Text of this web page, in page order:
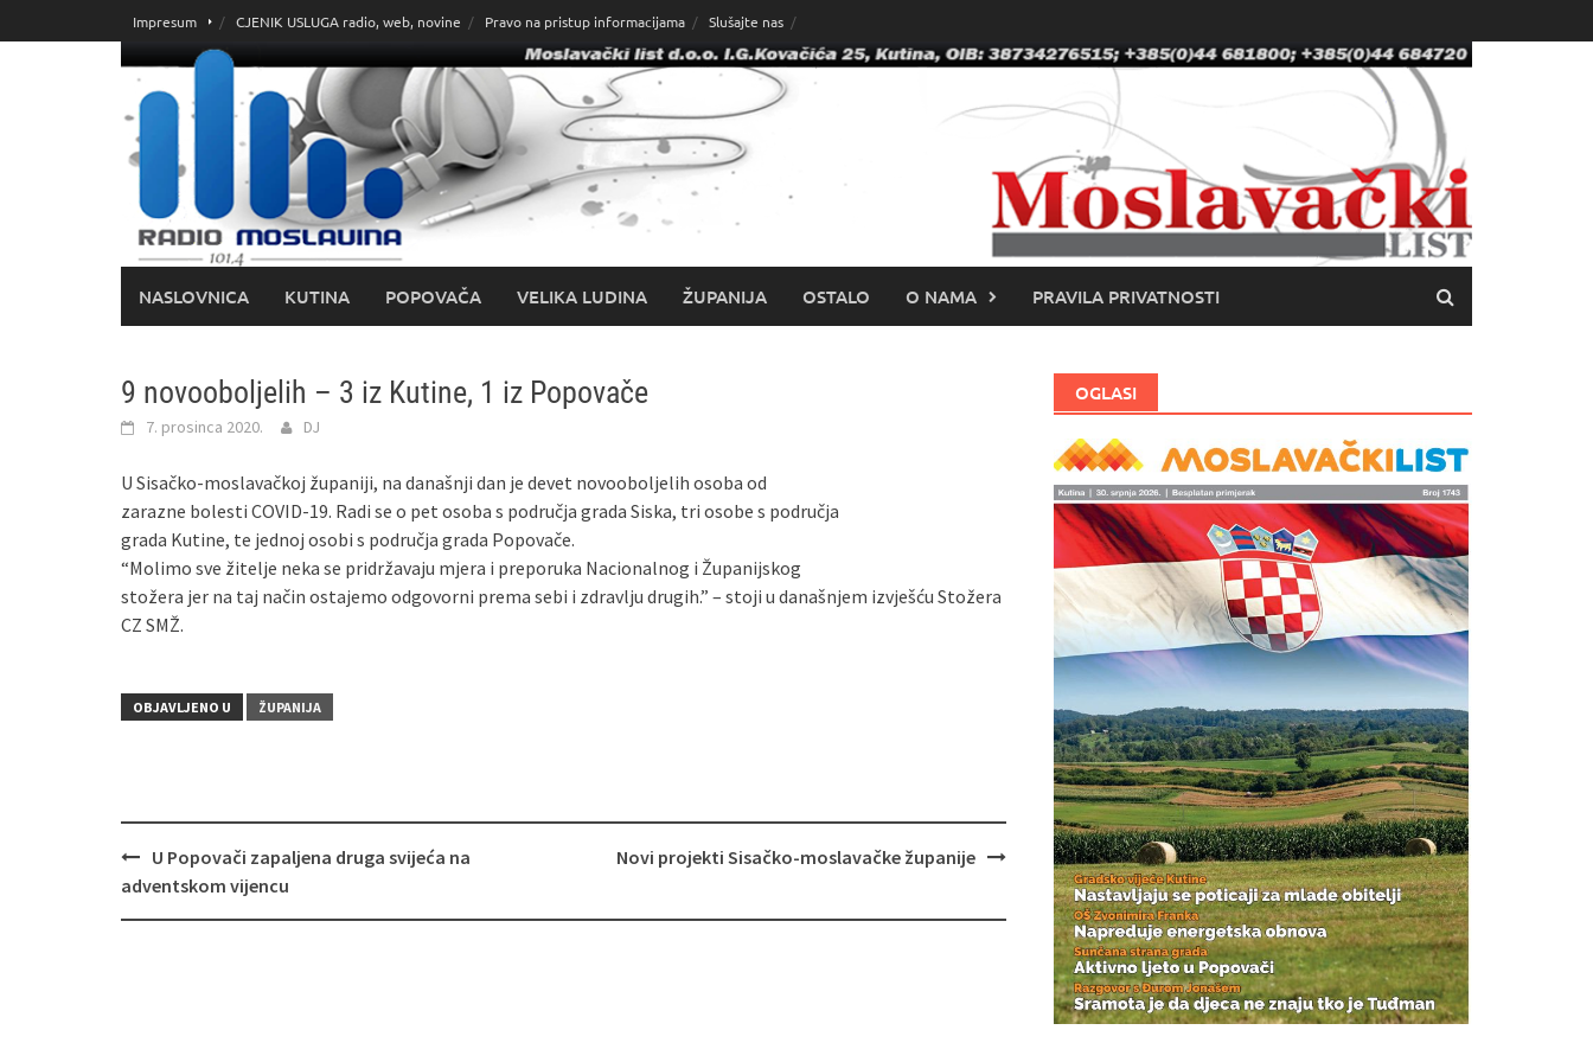
do
Impresum CJENIK USLUGA radio, web, novine Pravo na pristup informacijama Slušajte nas
NASLOVNICA KUTINA POPOVAČA VELIKA LUDINA ŽUPANIJA OSTALO O NAMA PRAVILA PRIVATNOSTI
9 novooboljelih – 3 iz Kutine, 1 iz Popovače
7. prosinca 2020. DJ
U Sisačko-moslavačkoj županiji, na današnji dan je devet novooboljelih osoba od
zarazne bolesti COVID-19. Radi se o pet osoba s područja grada Siska, tri osobe s područja
grada Kutine, te jednoj osobi s područja grada Popovače.
“Molimo sve žitelje neka se pridržavaju mjera i preporuka Nacionalnog i Županijskog
stožera jer na taj način ostajemo odgovorni prema sebi i zdravlju drugih.” – stoji u današnjem izvješću Stožera
CZ SMŽ.
OBJAVLJENO U ŽUPANIJA
Navigacija
U Popovači zapaljena druga svijeća na
adventskom vijencu
Novi projekti Sisačko-moslavačke županije
OGLASI